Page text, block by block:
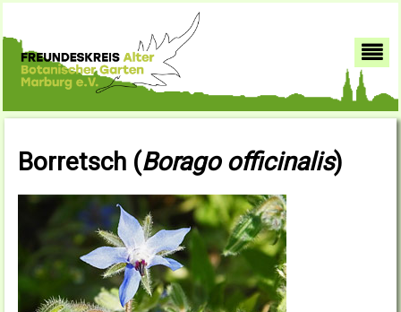
Borretsch (Borago officinalis)